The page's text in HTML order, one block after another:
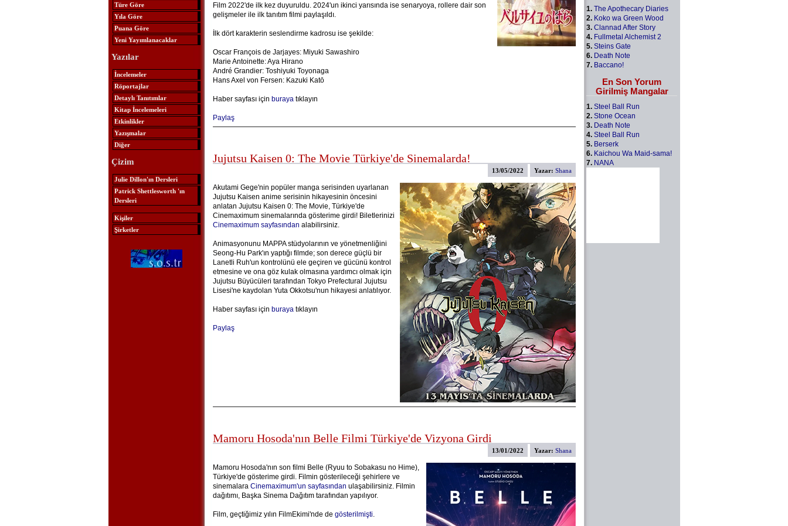
Türe Göre
Yıla Göre
Puana Göre
Yeni Yayımlanacaklar
Yazılar
İncelemeler
Röportajlar
Detaylı Tanıtımlar
Kitap İncelemeleri
Etkinlikler
Yazışmalar
Diğer
Çizim
Julie Dillon'ın Dersleri
Patrick Shettlesworth 'ın
Dersleri
Kişiler
Şirketler
Film 2022'de ilk kez duyuruldu. 2024'un ikinci yarısında ise senaryoya, rollere dair son
gelişmeler ile ilk tanıtım filmi paylaşıldı.
İlk dört karakterin seslendirme kadrosu ise şekilde:
Oscar François de Jarjayes: Miyuki Sawashiro
Marie Antoinette: Aya Hirano
André Grandier: Toshiyuki Toyonaga
Hans Axel von Fersen: Kazuki Katō
Haber sayfası için burayatıklayın
Paylaş
Jujutsu Kaisen 0: The Movie Türkiye'de Sinemalarda!
Yazar: Shana
13/05/2022
Akutami Gege'nin popüler manga serisinden uyarlanan
Jujutsu Kaisen anime serisinin hikayesinin öncesini
anlatan Jujutsu Kaisen 0: The Movie, Türkiye'de
Cinemaximum sinemalarında gösterime girdi! Biletlerinizi
Cinemaximum sayfasından alabilirsiniz.
Animasyonunu MAPPA stüdyolarının ve yönetmenliğini
Seong-Hu Park'ın yaptığı filmde; son derece güçlü bir
Lanetli Ruh'un kontrolünü ele geçiren ve gücünü kontrol
etmesine ve ona göz kulak olmasına yardımcı olmak için
Jujutsu Büyücüleri tarafından Tokyo Prefectural Jujutsu
Lisesi'ne kaydolan Yuta Okkotsu'nun hikayesi anlatılıyor.
Haber sayfası için burayatıklayın
Paylaş
Mamoru Hosoda'nın Belle Filmi Türkiye'de Vizyona Girdi
Yazar: Shana
13/01/2022
Mamoru Hosoda'nın son filmi Belle (Ryuu to Sobakasu no Hime),
Türkiye'de gösterime girdi. Filmin gösterileceği şehirlere ve
sinemalara Cinemaximum'un sayfasından ulaşabilirsiniz. Filmin
dağıtımı, Başka Sinema Dağıtım tarafından yapılıyor.
Film, geçtiğimiz yılın FilmEkimi'nde de gösterilmişti.
1. The Apothecary Diaries
2. Koko wa Green Wood
3. Clannad After Story
4. Fullmetal Alchemist 2
5. Steins Gate
6. Death Note
7. Baccano!
En Son Yorum
Girilmiş Mangalar
1. Steel Ball Run
2. Stone Ocean
3. Death Note
4. Steel Ball Run
5. Berserk
6. Kaichou Wa Maid-sama!
7. NANA